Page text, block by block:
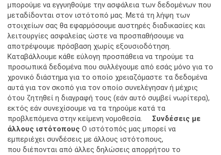
μπορούμε να εγγυηθούμε την ασφάλεια των δεδομένων που
μεταδίδονται στον ιστότοπό μας. Μετά τη λήψη των
στοιχείων σας θα εφαρμόσουμε αυστηρές διαδικασίες και
λειτουργίες ασφαλείας ώστε να προσπαθήσουμε να
αποτρέψουμε πρόσβαση χωρίς εξουσιοδότηση.
Καταβάλλουμε κάθε εύλογη προσπάθεια να τηρούμε τα
προσωπικά δεδομένα που συλλέγουμε από εσάς μόνο για το
χρονικό διάστημα για το οποίο χρειαζόμαστε τα δεδομένα
αυτά για τον σκοπό για τον οποίο συνελέγησαν ή μέχρις
ότου ζητηθεί η διαγραφή τους (εάν αυτό συμβεί νωρίτερα),
εκτός εάν συνεχίσουμε να τα τηρούμε κατά τα
προβλεπόμενα στην κείμενη νομοθεσία. Συνδέσεις με
άλλους ιστότοπους Ο ιστότοπός μας μπορεί να
εμπεριέχει συνδέσεις με άλλους ιστότοπους,
που διέπονται από άλλες δηλώσεις απορρήτου το